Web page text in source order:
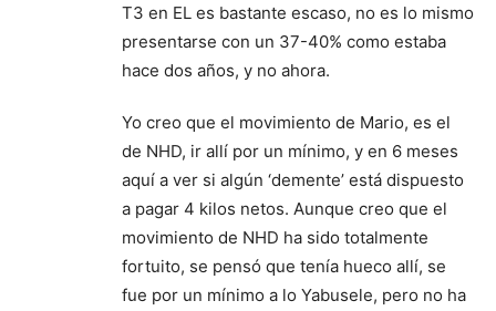
T3 en EL es bastante escaso, no es lo mismo
presentarse con un 37-40% como estaba
hace dos años, y no ahora.
Yo creo que el movimiento de Mario, es el
de NHD, ir allí por un mínimo, y en 6 meses
aquí a ver si algún ‘demente’ está dispuesto
a pagar 4 kilos netos. Aunque creo que el
movimiento de NHD ha sido totalmente
fortuito, se pensó que tenía hueco allí, se
fue por un mínimo a lo Yabusele, pero no ha